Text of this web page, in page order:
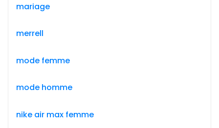
mariage
merrell
mode femme
mode homme
nike air max femme